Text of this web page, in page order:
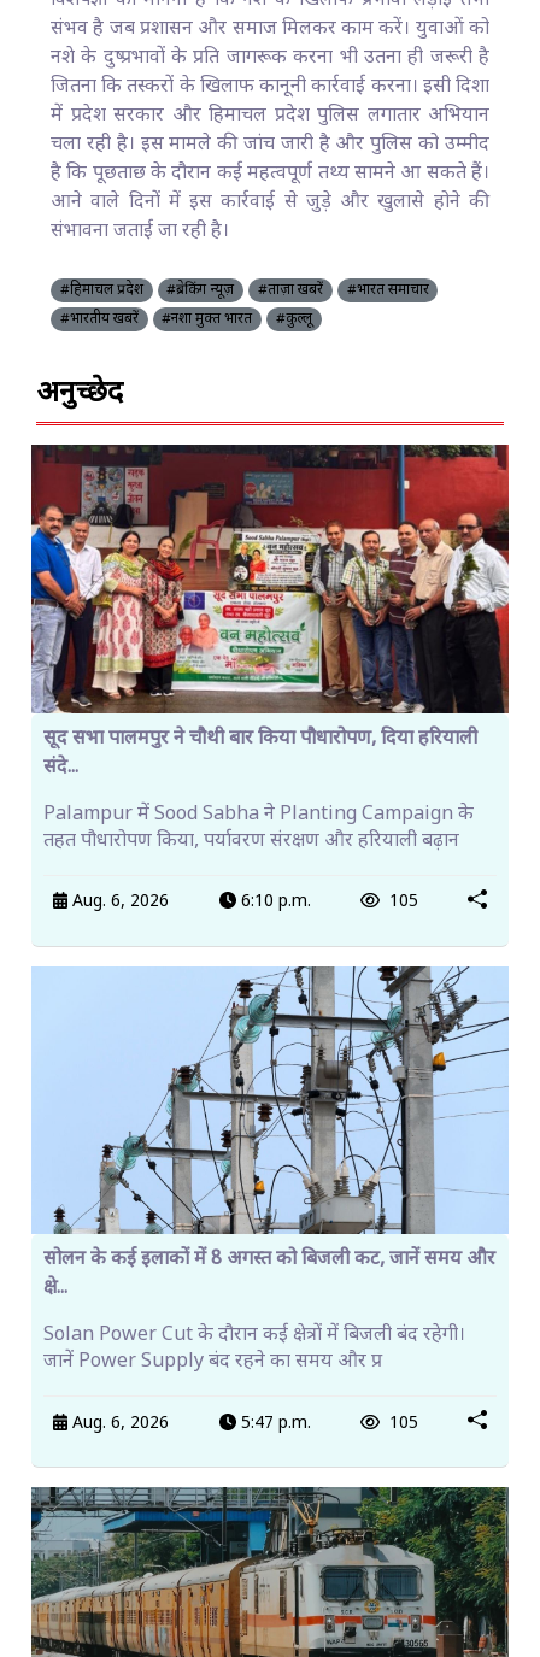
संभव है जब प्रशासन और समाज मिलकर काम करें। युवाओं को
नशे के दुष्प्रभावों के प्रति जागरूक करना भी उतना ही जरूरी है
जितना कि तस्करों के खिलाफ कानूनी कार्रवाई करना। इसी दिशा
में प्रदेश सरकार और हिमाचल प्रदेश पुलिस लगातार अभियान
चला रही है। इस मामले की जांच जारी है और पुलिस को उम्मीद
है कि पूछताछ के दौरान कई महत्वपूर्ण तथ्य सामने आ सकते हैं।
आने वाले दिनों में इस कार्रवाई से जुड़े और खुलासे होने की
संभावना जताई जा रही है।
#हिमाचल प्रदेश #ब्रेकिंग न्यूज़ #ताज़ा खबरें
#भारत समाचार
#भारतीय खबरें
#नशा मुक्त भारत #कुल्लू
अनुच्छेद
सूद सभा पालमपुर ने चौथी बार किया पौधारोपण, दिया हरियाली
संदे...
Palampur में Sood Sabha ने Planting Campaign के
तहत पौधारोपण किया, पर्यावरण संरक्षण और हरियाली बढ़ान
Aug. 6, 2026 6:10 p.m. 105
सोलन के कई इलाकों में 8 अगस्त को बिजली कट, जानें समय और
क्षे...
Solan Power Cut के दौरान कई क्षेत्रों में बिजली बंद रहेगी।
जानें Power Supply बंद रहने का समय और प्र
Aug. 6, 2026 5:47 p.m. 105